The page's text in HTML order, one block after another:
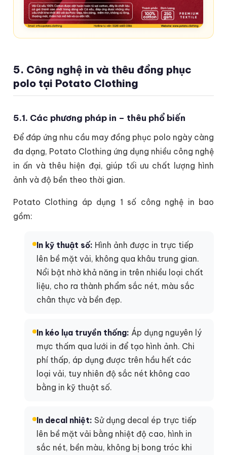
5. Công nghệ in và thêu đồng phục
polo tại Potato Clothing
5.1. Các phương pháp in – thêu phổ biến
Để đáp ứng nhu cầu may đồng phục polo ngày càng
đa dạng, Potato Clothing ứng dụng nhiều công nghệ
in ấn và thêu hiện đại, giúp tối ưu chất lượng hình
ảnh và độ bền theo thời gian.
Potato Clothing áp dụng 1 số công nghệ in bao
gồm:
In kỹ thuật số: Hình ảnh được in trực tiếp
lên bề mặt vải, không qua khâu trung gian.
Nổi bật nhờ khả năng in trên nhiều loại chất
liệu, cho ra thành phẩm sắc nét, màu sắc
chân thực và bền đẹp.
In kéo lụa truyền thống: Áp dụng nguyên lý
mực thấm qua lưới in để tạo hình ảnh. Chi
phí thấp, áp dụng được trên hầu hết các
loại vải, tuy nhiên độ sắc nét không cao
bằng in kỹ thuật số.
In decal nhiệt: Sử dụng decal ép trực tiếp
lên bề mặt vải bằng nhiệt độ cao, hình in
sắc nét, bền màu, không bị bong tróc khi